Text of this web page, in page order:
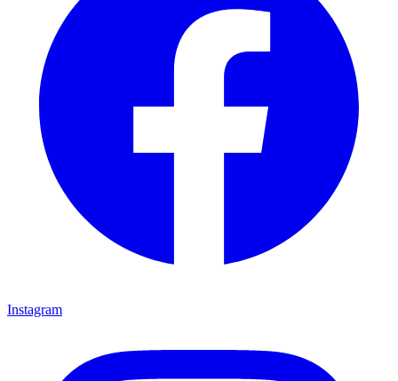
Instagram